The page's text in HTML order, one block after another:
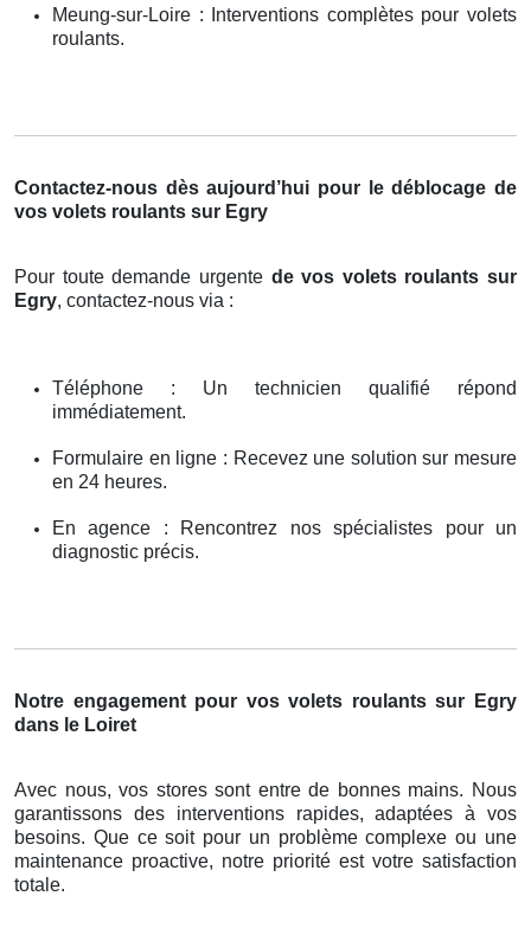
Meung-sur-Loire : Interventions complètes pour volets
roulants.
Contactez-nous dès aujourd’hui pour le déblocage de
vos volets roulants sur Egry
Pour toute demande urgente de vos volets roulants sur
Egry, contactez-nous via :
Téléphone : Un technicien qualifié répond
immédiatement.
Formulaire en ligne : Recevez une solution sur mesure
en 24 heures.
En agence : Rencontrez nos spécialistes pour un
diagnostic précis.
Notre engagement pour vos volets roulants sur Egry
dans le Loiret
Avec nous, vos stores sont entre de bonnes mains. Nous
garantissons des interventions rapides, adaptées à vos
besoins. Que ce soit pour un problème complexe ou une
maintenance proactive, notre priorité est votre satisfaction
totale.